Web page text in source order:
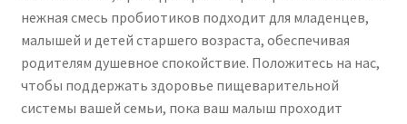
-
30
Sachets
нежная смесь пробиотиков подходит для младенцев,
малышей и детей старшего возраста, обеспечивая
родителям душевное спокойствие. Положитесь на нас,
чтобы поддержать здоровье пищеварительной
системы вашей семьи, пока ваш малыш проходит